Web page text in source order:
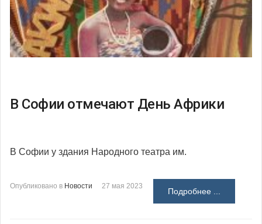
В Софии отмечают День Африки
В Софии у здания Народного театра им.
Опубликовано в Новости 27 мая 2023
Подробнее ...